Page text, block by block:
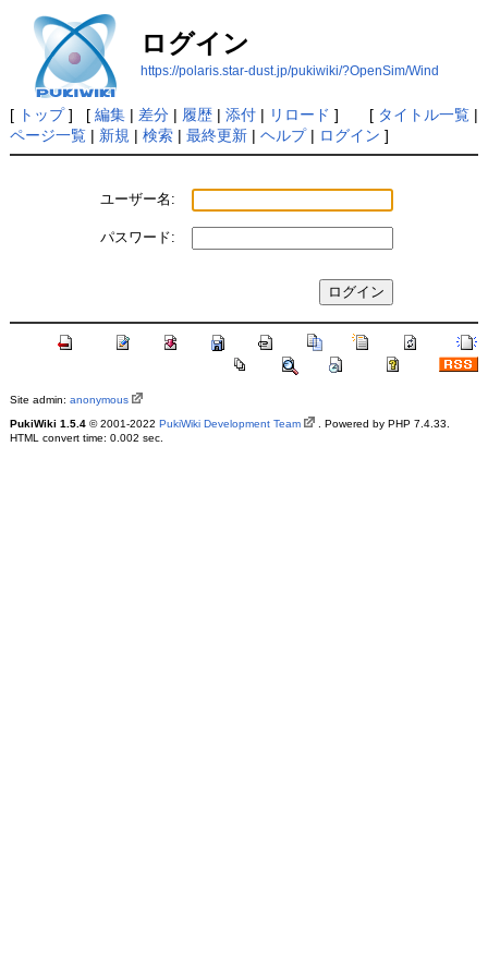
ログイン
https://polaris.star-dust.jp/pukiwiki/?OpenSim/Wind
[ トップ] [ 編集| 差分| 履歴| 添付| リロード ] [ タイトル一覧|
ページ一覧| 新規 | 検索| 最終更新| ヘルプ| ログイン ]
ユーザー名:
パスワード:
Site admin: anonymous
PukiWiki 1.5.4© 2001-2022 PukiWiki Development Team
. Powered by PHP 7.4.33.
HTML convert time: 0.002 sec.